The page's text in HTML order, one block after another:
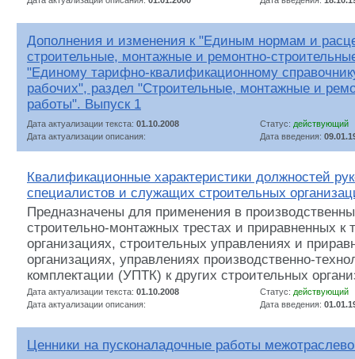
Дополнения и изменения к "Единым нормам и
строительные, монтажные и ремонтно-
"Единому тарифно-квалификационному
рабочих", раздел "Строительные, монтажные и
работы". Выпуск 1
Дата актуализации текста: 01.10.2008 Статус: действующий
Дата актуализации описания:
Дата введения:
Квалификационные характеристики должностей
специалистов и служащих строительных
Предназначены для применения в
строительно-монтажных трестах и приравненных к
организациях, строительных управлениях и
организациях, управлениях производственно-
комплектации (УПТК) к других строительных
Дата актуализации текста: 01.10.2008 Статус: действующий
Дата актуализации описания:
Дата введения:
Ценники на пусконаладочные работы